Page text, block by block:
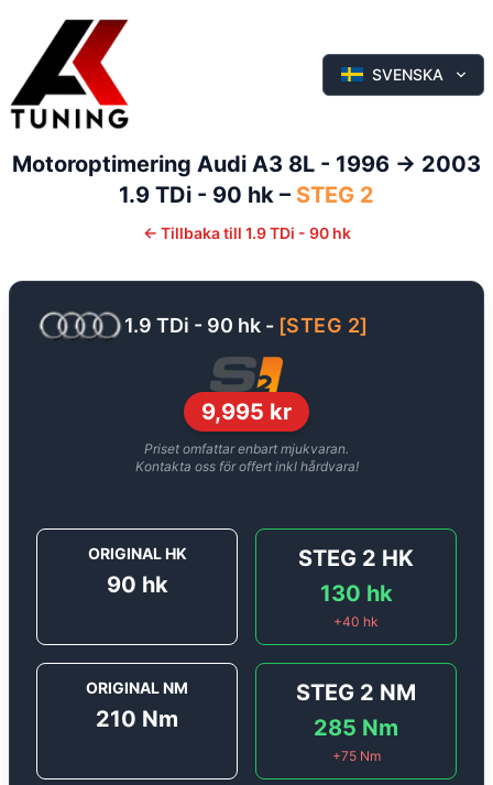
SVENSKA
Motoroptimering Audi A3 8L - 1996 -> 2003
1.9 TDi - 90 hk – STEG 2
← Tillbaka till 1.9 TDi - 90 hk
1.9 TDi - 90 hk - [STEG 2]
9,995 kr
Priset omfattar enbart mjukvaran.
Kontakta oss för offert inkl hårdvara!
ORIGINAL HK
90 hk
STEG 2 HK
130 hk
+40 hk
ORIGINAL NM
210 Nm
STEG 2 NM
285 Nm
+75Nm